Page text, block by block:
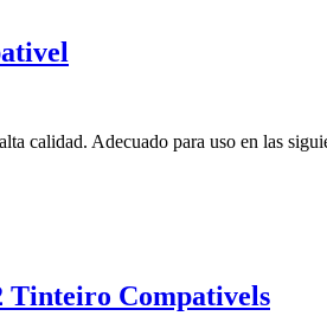
calidad. Adecuado para uso en las
Tinteiro Compativels